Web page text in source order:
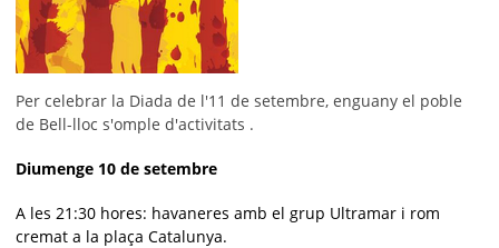
Per celebrar la Diada de l'11 de setembre, enguany el poble
de Bell-lloc s'omple d'activitats .
Diumenge 10 de setembre
A les 21:30 hores: havaneres amb el grup Ultramar i rom
cremat a la plaça Catalunya.